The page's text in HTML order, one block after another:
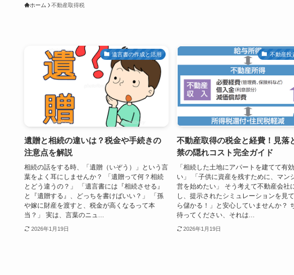
ホーム 不動産取得税
遺言書の作成と活用
遺贈と相続の違いは？税金や手続きの
注意点を解説
相続の話をする時、「遺贈（いぞう）」という言
葉をよく耳にしませんか？ 「遺贈って何？相続
とどう違うの？」 「遺言書には『相続させる』
と『遺贈する』、どっちを書けばいい？」 「孫
や嫁に財産を渡すと、税金が高くなるって本
当？」 実は、言葉のニュ...
2026年1月19日
不動産投
不動産取得の税金と経費！見落
禁の隠れコスト完全ガイド
「相続した土地にアパートを建てて有
い」 「子供に資産を残すために、マン
営を始めたい」 そう考えて不動産会社
し、提示されたシミュレーションを見
ら儲かる！」と安心していませんか？
待ってください、それは...
2026年1月19日